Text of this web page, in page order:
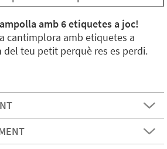
amb 6 etiquetes a joc!
cantimplora amb etiquetes a
teu petit perquè res es perdi.